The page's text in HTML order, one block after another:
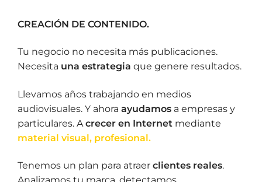
CREACIÓN DE CONTENIDO.
Tu negocio no necesita más publicaciones.
Necesita una estrategia que genere resultados.
Llevamos años trabajando en medios
audiovisuales. Y ahora ayudamos a empresas y
particulares. A crecer en Internet mediante
material visual, profesional.
Tenemos un plan para atraer clientes reales.